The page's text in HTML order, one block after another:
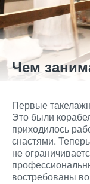
Чем
Первые
Это были
приходилось
снастями.
не
востребованы